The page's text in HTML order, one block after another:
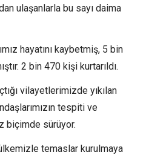
ulaşanlarla bu sayı daima
hayatını kaybetmiş, 5 bin
2 bin 470 kişi kurtarıldı.
vilayetlerimizde yıkılan
tespiti ve
biçimde sürüyor.
temaslar kurulmaya